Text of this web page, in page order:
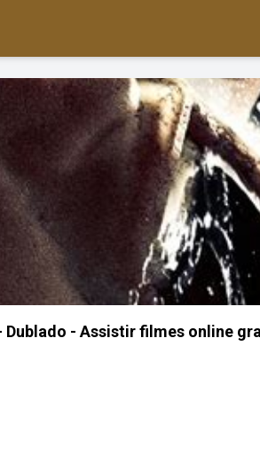
Dublado - Assistir filmes online